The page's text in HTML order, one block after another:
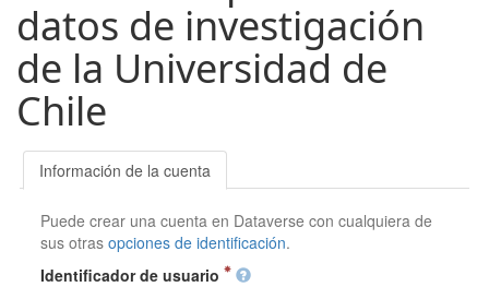
datos de investigación
de la Universidad de
Chile
Información de la cuenta
Puede crear una cuenta en Dataverse con cualquiera de
sus otrasopciones de identificación.
Identificador de usuario